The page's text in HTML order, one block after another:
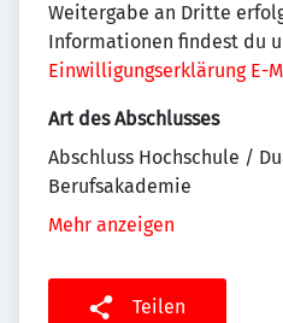
Weitergabe an Dritte
Informationen findest du
Einwilligungserklärung E-
Art des Abschlusses
Abschluss Hochschule /
Berufsakademie
Mehr anzeigen
Teilen